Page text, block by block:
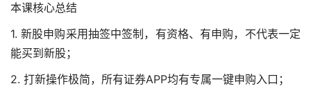
本课核心总结
1. 新股申购采用抽签中签制，有资格、有申购，不代表一定
能买到新股；
2. 打新操作极简，所有证券APP均有专属一键申购入口；